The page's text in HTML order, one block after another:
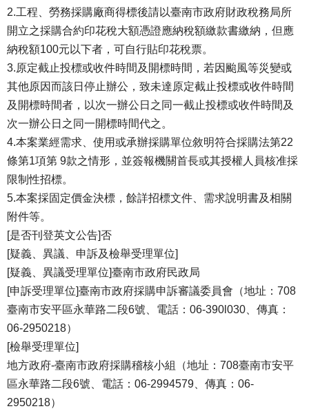
2.工程、勞務採購廠商得標後請以臺南市政府財政稅務局所
開立之採購合約印花稅大額憑證應納稅額繳款書繳納，但應
納稅額100元以下者，可自行貼印花稅票。
3.原定截止投標或收件時間及開標時間，若因颱風等災變或
其他原因而該日停止辦公，致未達原定截止投標或收件時間
及開標時間者，以次一辦公日之同一截止投標或收件時間及
次一辦公日之同一開標時間代之。
4.本案業經需求、使用或承辦採購單位敘明符合採購法第22
條第1項第 9款之情形，並簽報機關首長或其授權人員核准採
限制性招標。
5.本案採固定價金決標，餘詳招標文件、需求說明書及相關
附件等。
[是否刊登英文公告]否
[疑義、異議、申訴及檢舉受理單位]
[疑義、異議受理單位]臺南市政府民政局
[申訴受理單位]臺南市政府採購申訴審議委員會（地址：708
臺南市安平區永華路二段6號、電話：06-390l030、傳真：
06-2950218）
[檢舉受理單位]
地方政府-臺南市政府採購稽核小組（地址：708臺南市安平
區永華路二段6號、電話：06-2994579、傳真：06-
2950218）